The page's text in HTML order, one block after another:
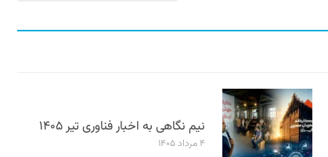
نیم نگاهی به اخبار فناوری تیر ۱۴۰۵
۴ مرداد ۱۴۰۵